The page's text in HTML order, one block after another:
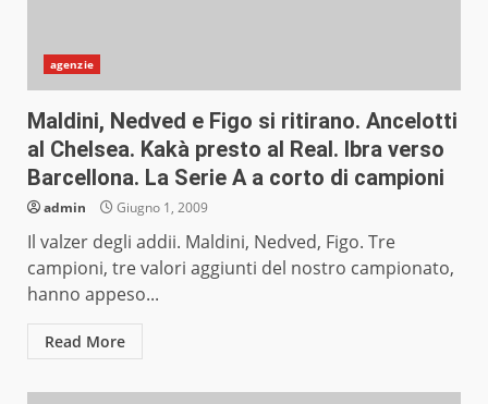
agenzie
Maldini, Nedved e Figo si ritirano. Ancelotti
al Chelsea. Kakà presto al Real. Ibra verso
Barcellona. La Serie A a corto di campioni
admin Giugno 1, 2009
Il valzer degli addii. Maldini, Nedved, Figo. Tre
campioni, tre valori aggiunti del nostro campionato,
hanno appeso...
Read More